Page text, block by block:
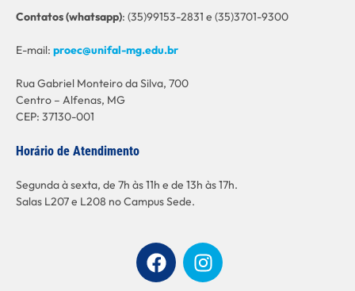
Contatos (whatsapp): (35)99153-2831 e (35)3701-9300
E-mail: proec@unifal-mg.edu.br
Rua Gabriel Monteiro da Silva, 700
Centro – Alfenas, MG
CEP: 37130-001
Horário de Atendimento
Segunda à sexta, de 7h às 11h e de 13h às 17h.
Salas L207 e L208 no Campus Sede.